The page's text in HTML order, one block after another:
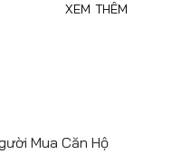
XEM THÊM
Mua Căn Hộ